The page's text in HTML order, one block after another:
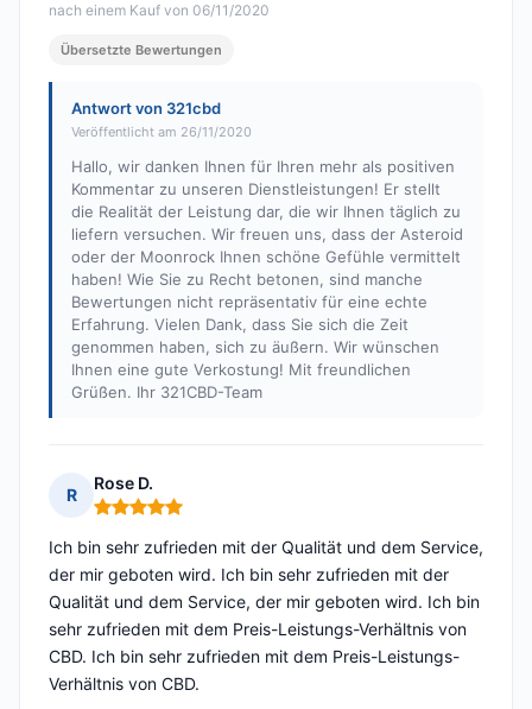
nach einem Kauf von 06/11/2020
Übersetzte Bewertungen
Antwort von 321cbd
Veröffentlicht am 26/11/2020
Hallo, wir danken Ihnen für Ihren mehr als positiven
Kommentar zu unseren Dienstleistungen! Er stellt
die Realität der Leistung dar, die wir Ihnen täglich zu
liefern versuchen. Wir freuen uns, dass der Asteroid
oder der Moonrock Ihnen schöne Gefühle vermittelt
haben! Wie Sie zu Recht betonen, sind manche
Bewertungen nicht repräsentativ für eine echte
Erfahrung. Vielen Dank, dass Sie sich die Zeit
genommen haben, sich zu äußern. Wir wünschen
Ihnen eine gute Verkostung! Mit freundlichen
Grüßen. Ihr 321CBD-Team
R
Rose D.
Hinweis: 5 von 5
Ich bin sehr zufrieden mit der Qualität und dem Service,
der mir geboten wird. Ich bin sehr zufrieden mit der
Qualität und dem Service, der mir geboten wird. Ich bin
sehr zufrieden mit dem Preis-Leistungs-Verhältnis von
CBD. Ich bin sehr zufrieden mit dem Preis-Leistungs-
Verhältnis von CBD.